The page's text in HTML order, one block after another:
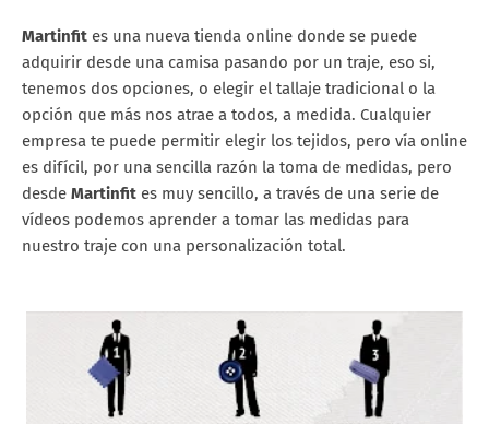
Martinfit es una nueva tienda online donde se puede
adquirir desde una camisa pasando por un traje, eso si,
tenemos dos opciones, o elegir el tallaje tradicional o la
opción que más nos atrae a todos, a medida. Cualquier
empresa te puede permitir elegir los tejidos, pero vía online
es difícil, por una sencilla razón la toma de medidas, pero
desde Martinfit es muy sencillo, a través de una serie de
vídeos podemos aprender a tomar las medidas para
nuestro traje con una personalización total.